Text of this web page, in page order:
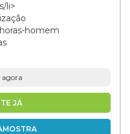
li>
homem
JÁ